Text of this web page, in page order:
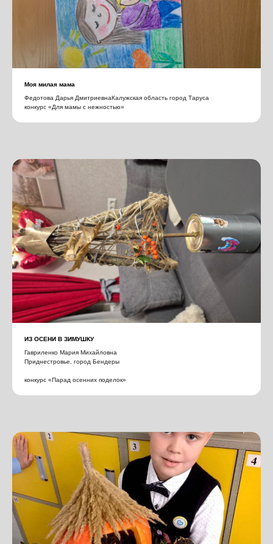
Моя милая мама
Федотова Дарья ДмитриевнаКалужская область город Таруса
конкурс «Для мамы с нежностью»
ИЗ ОСЕНИ В ЗИМУШКУ
Гавриленко Мария Михайловна
Приднестровье, город Бендеры
конкурс «Парад осенних поделок»